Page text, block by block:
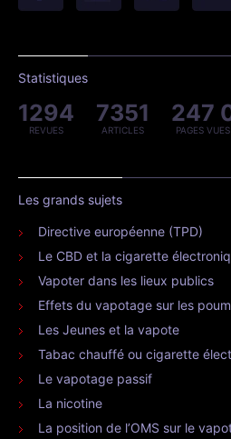
Statistiques
1294
REVUES
7351
ARTICLES
247
PAGES
Les grands sujets
Directive européenne (TPD)
Le CBD et la cigarette
Vapoter dans les lieux publics
Effets du vapotage sur les
Les Jeunes et la vapote
Tabac chauffé ou cigarette
Le vapotage passif
La nicotine
La position de l’OMS sur le